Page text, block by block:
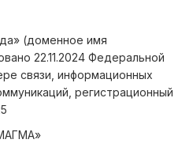
(доменное имя
22.11.2024 Федеральной
связи, информационных
регистрационный